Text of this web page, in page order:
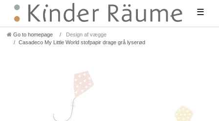
☰
Go to homepage
Design af vægge
Casadeco My Little World stofpapir drage grå lyserød